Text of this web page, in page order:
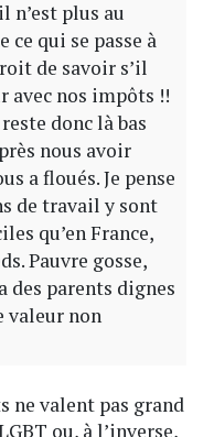
n’est plus au
ce qui se passe à
de savoir s’il
avec nos impôts !!
donc là bas
nous avoir
a floués. Je pense
de travail y sont
qu’en France,
Pauvre gosse,
des parents dignes
valeur non
ne valent pas grand
ou, à l’inverse,